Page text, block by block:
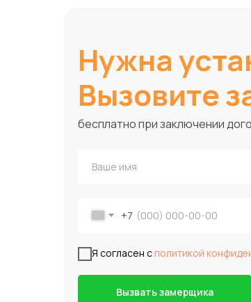
Нужна
Вызовите
+7
Я согласен с политикой
Вызвать замерщика
бесплатно при заключении